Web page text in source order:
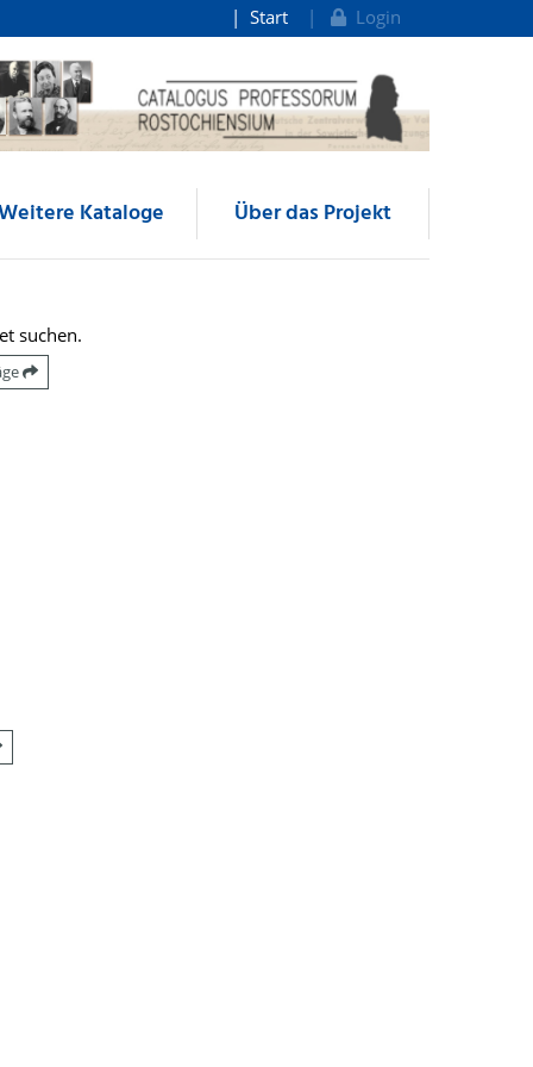
Start Login
Kataloge Über das Projekt
suchen.